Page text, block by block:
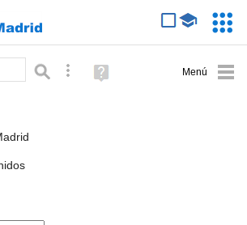
Búsqueda avanzada
Ayuda
(en